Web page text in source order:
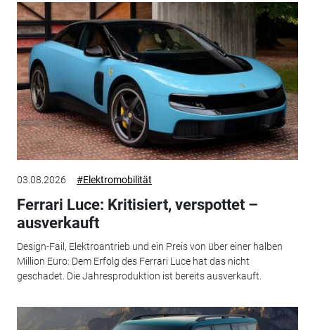
03.08.2026 #Elektromobilität
Ferrari Luce: Kritisiert, verspottet –
ausverkauft
Design-Fail, Elektroantrieb und ein Preis von über einer halben
Million Euro: Dem Erfolg des Ferrari Luce hat das nicht
geschadet. Die Jahresproduktion ist bereits ausverkauft.